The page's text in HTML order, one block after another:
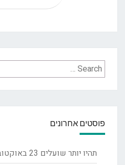
Search
for:
פוסטים אחרונים
תהיו יותר שועלים 23 באוקטובר 2020